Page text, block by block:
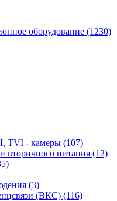
оборудование (1230)
TVI - камеры (107)
вторичного питания (12)
(3)
(ВКС) (116)